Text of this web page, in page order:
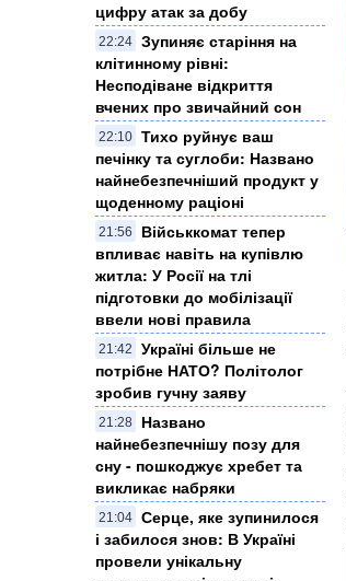
цифру атак за добу
22:24 Зупиняє старіння на
клітинному рівні:
Несподіване відкриття
вчених про звичайний сон
22:10 Тихо руйнує ваш
печінку та суглоби: Названо
найнебезпечніший продукт у
щоденному раціоні
21:56
Військкомат тепер
впливає навіть на купівлю
житла: У Росії на тлі
підготовки до мобілізації
ввели нові правила
21:42
Україні більше не
потрібне НАТО? Політолог
зробив гучну заяву
21:28
Названо
найнебезпечнішу позу для
сну - пошкоджує хребет та
викликає набряки
21:04 Серце, яке зупинилося
і забилося знов: В Україні
провели унікальну